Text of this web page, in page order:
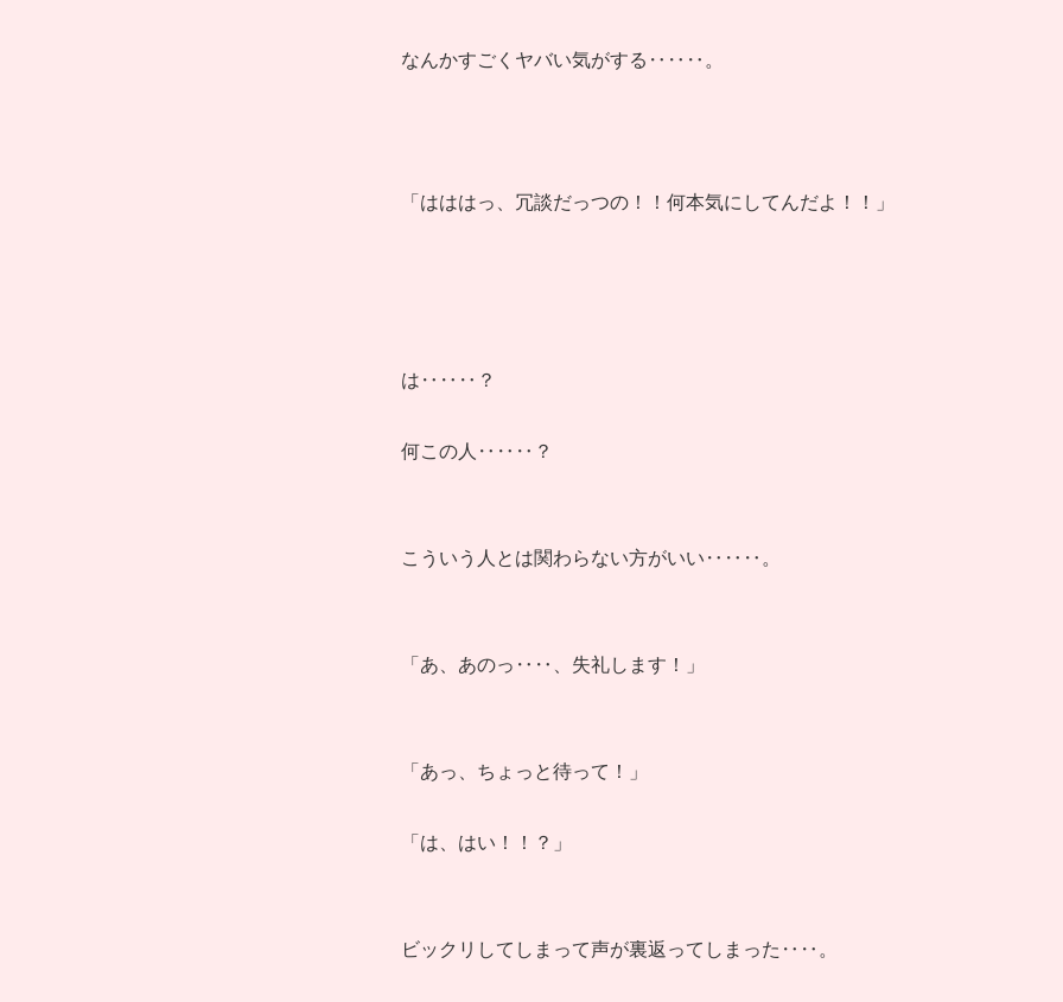
なんかすごくヤバい気がする‥‥‥。
「はははっ、冗談だっつの！！何本気にしてんだよ！！」
は‥‥‥？
何この人‥‥‥？
こういう人とは関わらない方がいい‥‥‥。
「あ、あのっ‥‥、失礼します！」
「あっ、ちょっと待って！」
「は、はい！！？」
ビックリしてしまって声が裏返ってしまった‥‥。